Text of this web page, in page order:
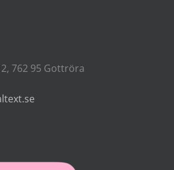
762 95 Gottröra